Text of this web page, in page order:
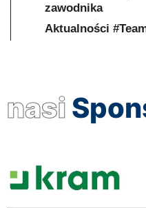
zawodnika
Aktualności
nasi